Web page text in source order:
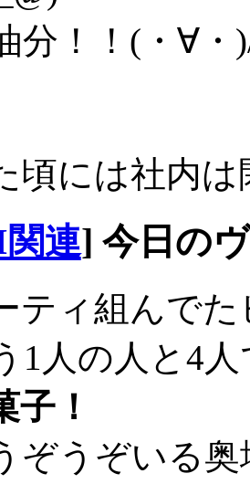
分！！(・∀・
頃には社内は
連] 今日の
ティ組んで
1人の人と4
子！
ぞうぞいる